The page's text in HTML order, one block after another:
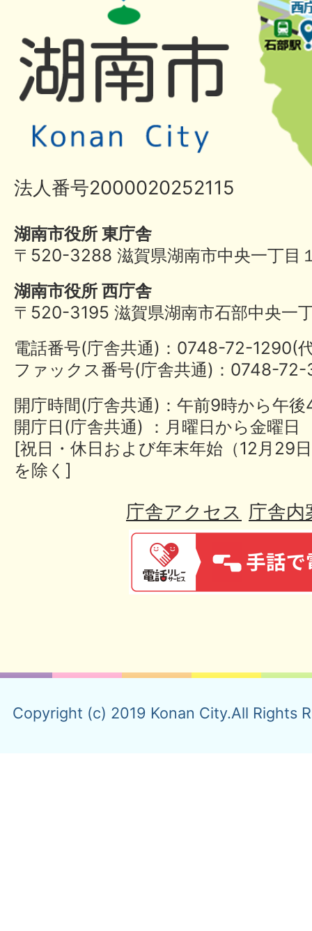
法人番号2000020252115
湖南市役所 東庁舎
〒520-3288 滋賀県湖南市中央一丁目
湖南市役所 西庁舎
〒520-3195 滋賀県湖南市石部中央一
電話番号(庁舎共通)：0748-72-
ファックス番号(庁舎共通)：0748-
開庁時間(庁舎共通)：午前9時から午
開庁日(庁舎共通) ：月曜日から金曜日
[祝日・休日および年末年始（12月29
を除く]
庁舎アクセス 庁舎内
Copyright (c) 2019 Konan City.All Rights